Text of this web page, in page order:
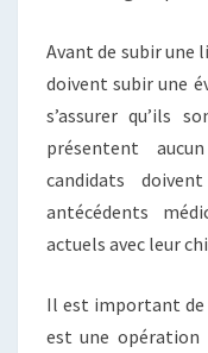
Avant de subir une
doivent subir une
s’assurer qu’ils
présentent
candidats
antécédents
actuels avec leur
Il est important de
est une opération